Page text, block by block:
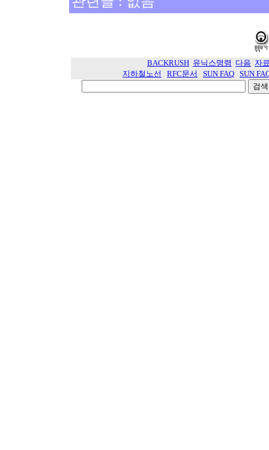
BACKRUSH 유닉스명령 다음 자
지하철노선
RFC문서 SUN FAQ SUN